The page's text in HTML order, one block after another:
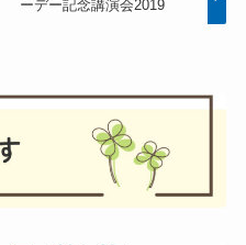
ーデー記念講演会2019